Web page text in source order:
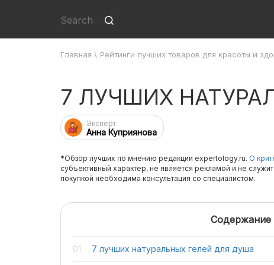
Главная \ Рейтинги лучших товаров для красоты и
7 ЛУЧШИХ
Эксперт
Анна Куприянова
*Обзор лучших по мнению редакции expertology.ru. О
субъективный характер, не является рекламой и не
покупкой необходима консультация со специалистом.
Содержание
7 лучших натуральных гелей для душа